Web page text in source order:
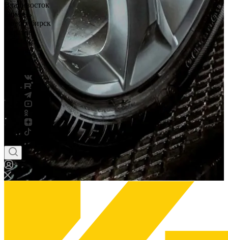
Владивосток
Тюмень
Новосибирск
Саратов
Смоленск
Беларусь